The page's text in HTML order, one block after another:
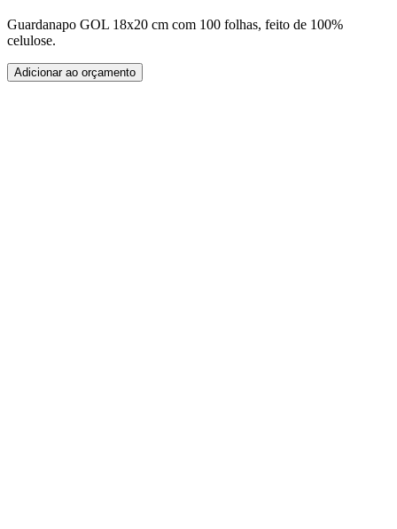
Guardanapo GOL 18x20 cm com 100 folhas, feito de 100%
celulose.
Adicionar ao orçamento